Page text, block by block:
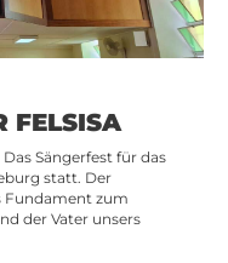
FELSISA
Sängerfest für das
statt. Der
Fundament zum
der Vater unsers